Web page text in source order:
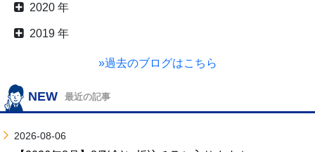
2020 年
2019 年
»過去のブログはこちら
NEW 最近の記事
2026-08-06